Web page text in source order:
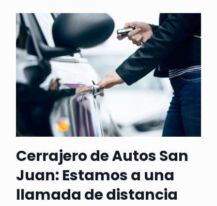
Cerrajero de Autos San
Juan: Estamos a una
llamada de distancia